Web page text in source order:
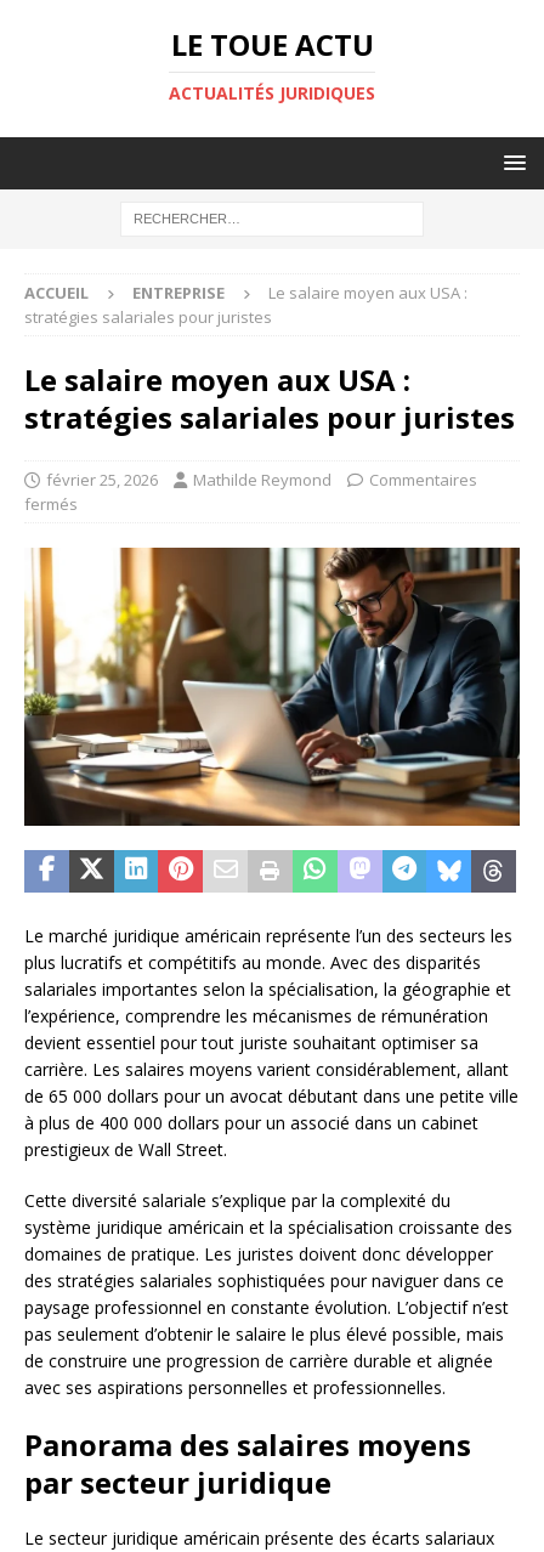
LE TOUE ACTU
ACTUALITÉS JURIDIQUES
ACCUEIL ENTREPRISE
Le salaire moyen aux USA :
stratégies salariales pour juristes
Le salaire moyen aux USA :
stratégies salariales pour juristes
février 25, 2026 Mathilde Reymond
Commentaires
fermés
Le marché juridique américain représente l’un des secteurs les
plus lucratifs et compétitifs au monde. Avec des disparités
salariales importantes selon la spécialisation, la géographie et
l’expérience, comprendre les mécanismes de rémunération
devient essentiel pour tout juriste souhaitant optimiser sa
carrière. Les salaires moyens varient considérablement, allant
de 65 000 dollars pour un avocat débutant dans une petite ville
à plus de 400 000 dollars pour un associé dans un cabinet
prestigieux de Wall Street.
Cette diversité salariale s’explique par la complexité du
système juridique américain et la spécialisation croissante des
domaines de pratique. Les juristes doivent donc développer
des stratégies salariales sophistiquées pour naviguer dans ce
paysage professionnel en constante évolution. L’objectif n’est
pas seulement d’obtenir le salaire le plus élevé possible, mais
de construire une progression de carrière durable et alignée
avec ses aspirations personnelles et professionnelles.
Panorama des salaires moyens
par secteur juridique
Le secteur juridique américain présente des écarts salariaux